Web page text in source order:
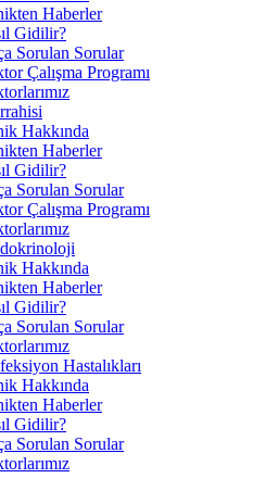
Haberler
Gidilir?
Sorulan Sorular
Çalışma Programı
Hakkında
Haberler
Gidilir?
Sorulan Sorular
Çalışma Programı
Hakkında
Haberler
Gidilir?
Sorulan Sorular
Hastalıkları
Hakkında
Haberler
Gidilir?
Sorulan Sorular